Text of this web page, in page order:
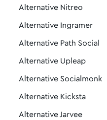
Plixi est-il sûr ?
obtenir des
Comment
abonnement ?
Alternative Nitreo
Alternative Ingramer
Alternative Path Social
Alternative Upleap
Alternative Socialmonk
Alternative Kicksta
Alternative Jarvee